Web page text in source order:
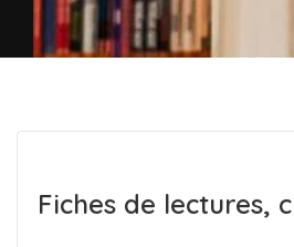
Fiches de lectures,